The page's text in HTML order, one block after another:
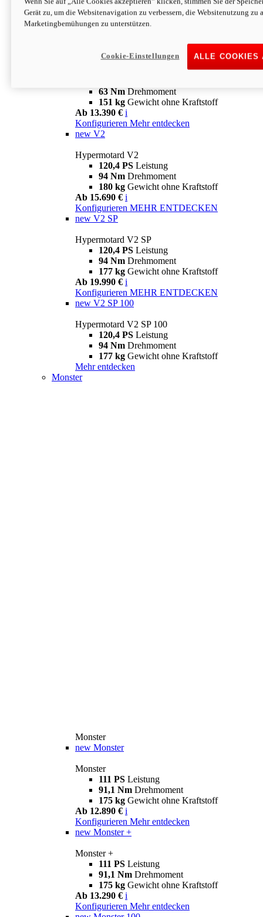
63 NmDrehmoment
151 kgGewicht ohne Kraftstoff
Ab 13.890 € i
63 Nm Drehmoment
151 kg Gewicht ohne Kraftstoff
Ab 13.390 € i
Konfigurieren Mehr entdecken
new V2
Hypermotard V2
120,4 PS Leistung
94 Nm Drehmoment
180 kg Gewicht ohne Kraftstoff
Ab 15.690 € i
Konfigurieren MEHR ENTDECKEN
new V2 SP
Hypermotard V2 SP
120,4 PS Leistung
94 Nm Drehmoment
177 kg Gewicht ohne Kraftstoff
Ab 19.990 € i
Konfigurieren MEHR ENTDECKEN
new V2 SP 100
Hypermotard V2 SP 100
120,4 PS Leistung
94 Nm Drehmoment
177 kg Gewicht ohne Kraftstoff
Mehr entdecken
Monster
Monster
new Monster
Monster
111 PS Leistung
91,1 Nm Drehmoment
175 kg Gewicht ohne Kraftstoff
Ab 12.890 € i
Konfigurieren Mehr entdecken
new Monster +
Monster +
111 PS Leistung
91,1 Nm Drehmoment
175 kg Gewicht ohne Kraftstoff
Ab 13.290 € i
Konfigurieren Mehr entdecken
Gerät zu, um die Websitenavigation zu verbessern, die Websitenutzung zu
Marketingbemühungen zu unterstützen.
ALLE COOKIES
Cookie-Einstellungen